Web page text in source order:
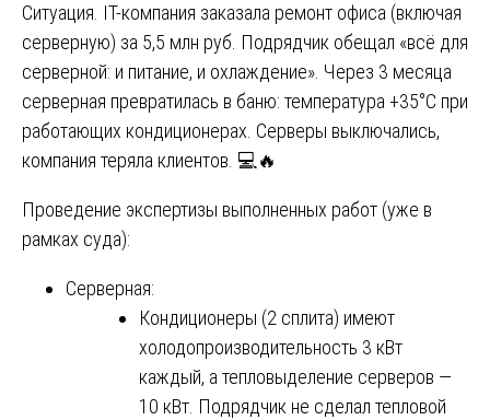
Ситуация. IT-компания заказала ремонт офиса (включая
серверную) за 5,5 млн руб. Подрядчик обещал «всё для
серверной: и питание, и охлаждение». Через 3 месяца
серверная превратилась в баню: температура +35°C при
работающих кондиционерах. Серверы выключались,
компания теряла клиентов. 💻🔥
Проведение экспертизы выполненных работ (уже в
рамках суда):
Серверная:
Кондиционеры (2 сплита) имеют
холодопроизводительность 3 кВт
каждый, а тепловыделение серверов —
10 кВт. Подрядчик не сделал тепловой